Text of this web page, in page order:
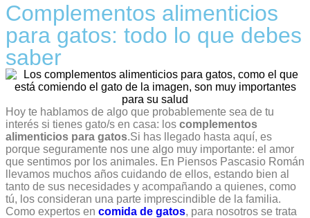
Complementos alimenticios
para gatos: todo lo que debes
saber
Hoy te hablamos de algo que probablemente sea de tu
interés si tienes gato/s en casa: los complementos
alimenticios para gatos.Si has llegado hasta aquí, es
porque seguramente nos une algo muy importante: el amor
que sentimos por los animales. En Piensos Pascasio Román
llevamos muchos años cuidando de ellos, estando bien al
tanto de sus necesidades y acompañando a quienes, como
tú, los consideran una parte imprescindible de la familia.
Como expertos en comida de gatos, para nosotros se trata